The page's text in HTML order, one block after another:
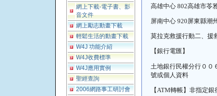
網上下載-電子書、影
音文件
網上勵志動畫下載
輕鬆生活的動畫下載
W4J 功能介紹
W4J收費標準
W4J應用實例
聖經查詢
2006網路事工研討會
高雄中心802高雄市苓
屏南中心920屏東縣潮
莫拉克救援行動二、援
【銀行電匯】
土地銀行民權分行００
號或個人資料
【ATM轉帳】非指定銀